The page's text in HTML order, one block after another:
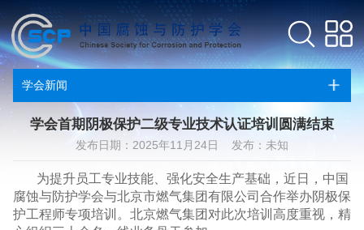
学会新闻
学会首期阴极保护二级专业技术认证培训圆满结束
发布日期：2025年11月24日 发布：未知
为提升员工专业技能、强化安全生产基础，近日，中国
腐蚀与防护学会与北京市燃气集团有限公司合作举办阴极保
护工程师专项培训。北京燃气集团对此次培训高度重视，精